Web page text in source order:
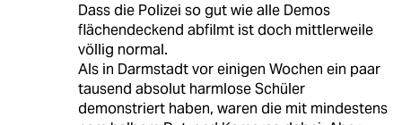
Dass die Polizei so gut wie alle Demos
flächendeckend abfilmt ist doch mittlerweile
völlig normal.
Als in Darmstadt vor einigen Wochen ein paar
tausend absolut harmlose Schüler
demonstriert haben, waren die mit mindestens